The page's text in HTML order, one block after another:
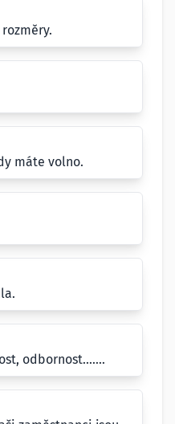
máte volno.
odbornost.......